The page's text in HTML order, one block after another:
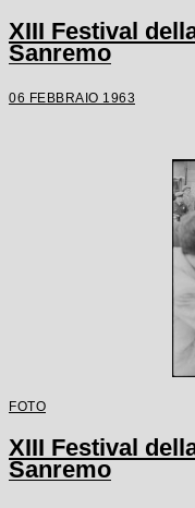
XIII Festival
Sanremo
06 FEBBRAIO 1963
FOTO
XIII Festival
Sanremo